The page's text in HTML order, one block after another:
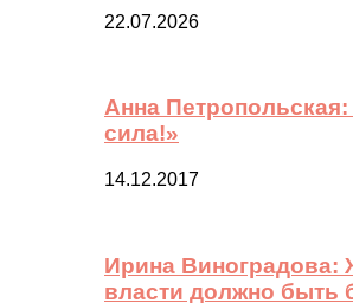
22.07.2026
Анна
сила!»
14.12.2017
Ирина Виноградова:
власти должно быть